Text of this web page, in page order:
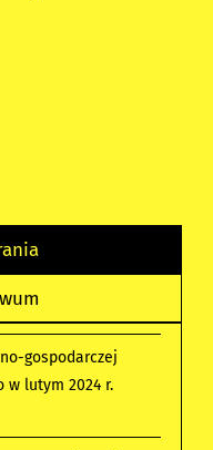
gospodarczej
w lutym 2024 r.